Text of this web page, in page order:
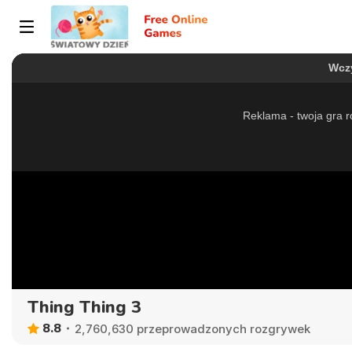
Thing Thing 3
8.8 2,760,630 przeprowadzonych rozgrywek